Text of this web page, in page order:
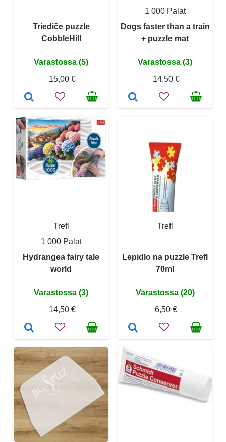
Triediče puzzle
CobbleHill
Varastossa (5)
15,00 €
1 000 Palat
Dogs faster than a train
+ puzzle mat
Varastossa (3)
14,50 €
Trefl
1 000 Palat
Hydrangea fairy tale
world
Varastossa (3)
14,50 €
Trefl
Lepidlo na puzzle Trefl
70ml
Varastossa (20)
6,50 €